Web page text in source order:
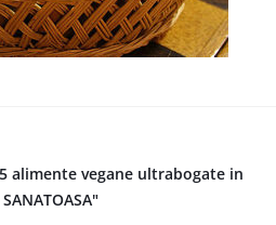
alimente vegane ultrabogate in